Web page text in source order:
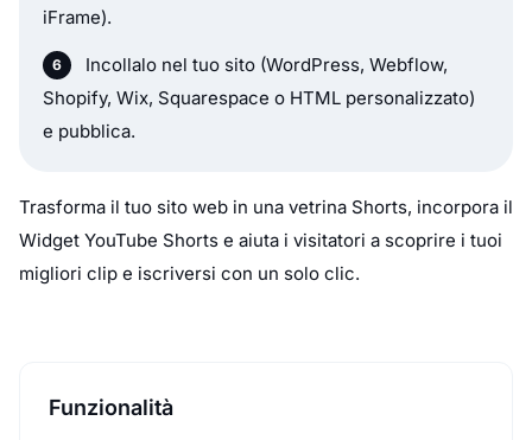
iFrame).
Incollalo nel tuo sito (WordPress, Webflow,
Shopify, Wix, Squarespace o HTML personalizzato)
e pubblica.
Trasforma il tuo sito web in una vetrina Shorts, incorpora il
Widget YouTube Shorts e aiuta i visitatori a scoprire i tuoi
migliori clip e iscriversi con un solo clic.
Funzionalità